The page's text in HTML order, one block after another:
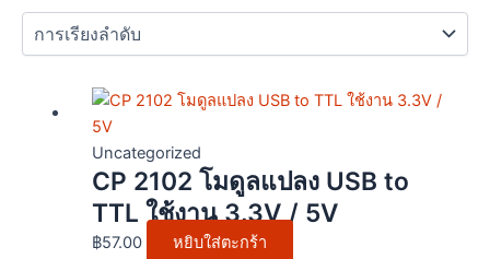
Uncategorized
CP 2102 โมดูลแปลง USB to
TTL ใช้งาน 3.3V / 5V
฿57.00 หยิบใส่ตะกร้า